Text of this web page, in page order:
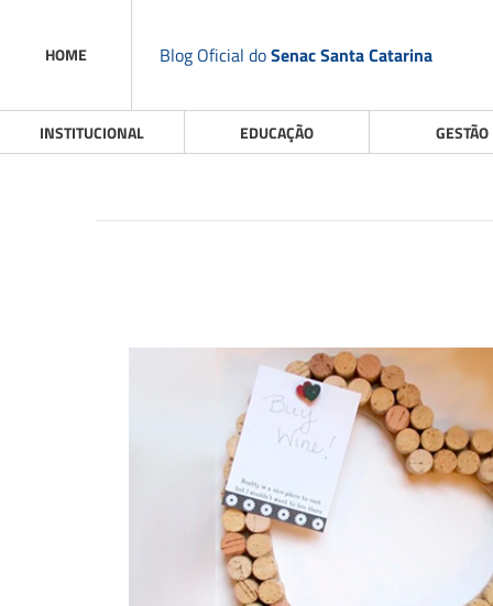
HOME Blog Oficial doSenac Santa Catarina
INSTITUCIONAL EDUCAÇÃO GESTÃO